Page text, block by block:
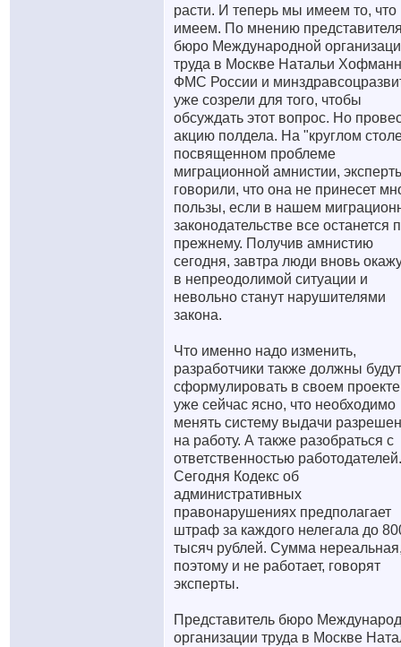
расти. И теперь мы имеем то, что
имеем. По мнению
бюро Международной
труда в Москве Натальи
ФМС России и
уже созрели для того, чтобы
обсуждать этот вопрос. Но
акцию полдела. На "круглом
посвященном проблеме
миграционной амнистии,
говорили, что она не принесет
пользы, если в нашем
законодательстве все останется
прежнему. Получив амнистию
сегодня, завтра люди вновь
в непреодолимой ситуации и
невольно станут нарушителями
закона.
Что именно надо изменить,
разработчики также должны будут
сформулировать в своем
уже сейчас ясно, что необходимо
менять систему выдачи
на работу. А также разобраться с
ответственностью работодателей.
Сегодня Кодекс об
административных
правонарушениях предполагает
штраф за каждого нелегала до
тысяч рублей. Сумма
поэтому и не работает, говорят
эксперты.
Представитель бюро
организации труда в Москве